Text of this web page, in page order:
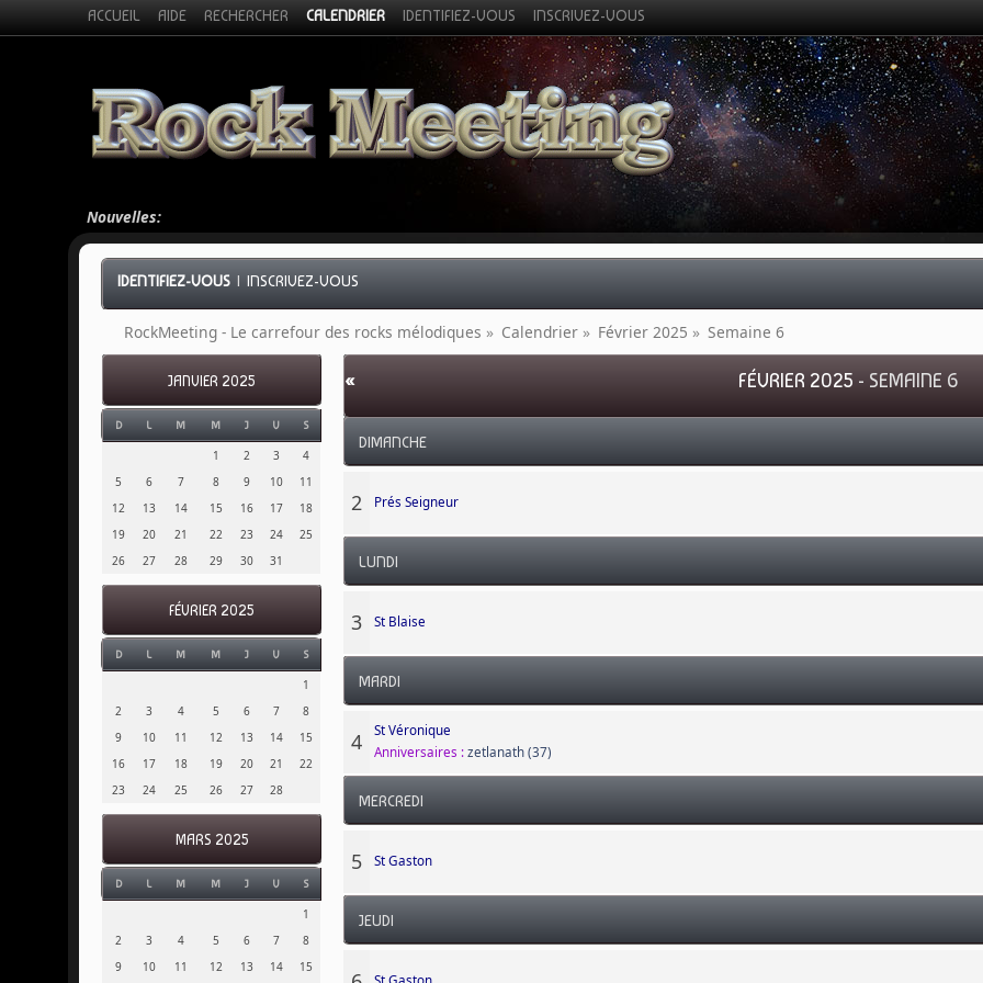
ACCUEIL AIDE RECHERCHER CALENDRIER IDENTIFIEZ-VOUS INSCRIVEZ-VOUS
Nouvelles:
IDENTIFIEZ-VOUS |INSCRIVEZ-VOUS
RockMeeting - Le carrefour des rocks mélodiques » Calendrier » Février 2025 » Semaine 6
JANVIER 2025
D L M M J V S
1 2 3
4
5
6 7 8 9 10
11
12
13 14 15 16 17
18
19
20 21 22 23 24
25
26
27 28 29 30 31
FÉVRIER 2025
D L M M J V S
1
2
3 4 5 6 7
8
9
10 11 12 13 14
15
16
17 18 19 20 21
22
23
24 25 26 27 28
MARS 2025
D L M M J V S
1
2
3 4 5 6 7
8
9
10 11 12 13 14 15
« FÉVRIER 2025 - SEMAINE 6
DIMANCHE
2 Prés Seigneur
LUNDI
3 St Blaise
MARDI
4
St Véronique
Anniversaires : zetlanath (37)
MERCREDI
5 St Gaston
JEUDI